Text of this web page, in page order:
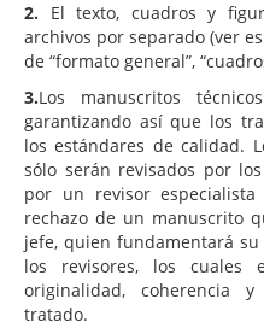
2. El texto, cuadros y
archivos por separado (ver
de “formato general”,
3.Los manuscritos
garantizando así que los
los estándares de calidad.
sólo serán revisados por
por un revisor
rechazo de un manuscrito
jefe, quien fundamentará
los revisores, los cuales
originalidad, coherencia
tratado.